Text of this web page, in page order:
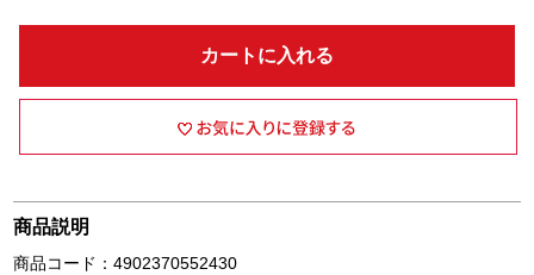
カートに入れる
商品説明
商品コード：4902370552430